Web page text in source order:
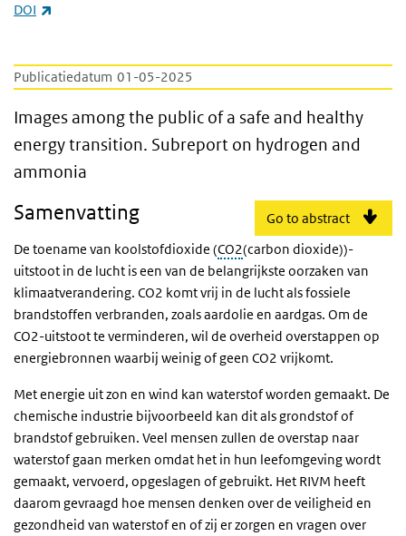
Publicatiedatum 01-05-2025
Images among the public of a safe and
Images among the public of a safe and healthy
energy transition. Subreport on hydrogen and
ammonia
Go to abstract
Samenvatting
De toename van koolstofdioxide (CO2(carbon dioxide))-
uitstoot in de lucht is een van de belangrijkste oorzaken van
klimaatverandering. CO2 komt vrij in de lucht als fossiele
brandstoffen verbranden, zoals aardolie en aardgas. Om de
CO2-uitstoot te verminderen, wil de overheid overstappen op
energiebronnen waarbij weinig of geen CO2 vrijkomt.
Met energie uit zon en wind kan waterstof worden gemaakt. De
chemische industrie bijvoorbeeld kan dit als grondstof of
brandstof gebruiken. Veel mensen zullen de overstap naar
waterstof gaan merken omdat het in hun leefomgeving wordt
gemaakt, vervoerd, opgeslagen of gebruikt. Het RIVM heeft
daarom gevraagd hoe mensen denken over de veiligheid en
gezondheid van waterstof en of zij er zorgen en vragen over
DOI